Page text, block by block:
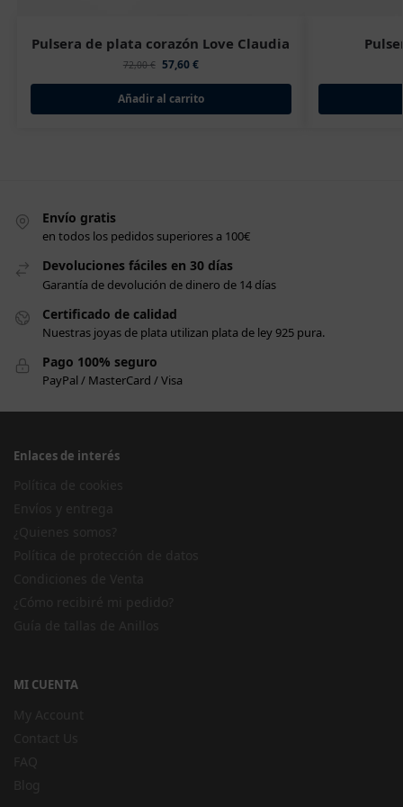
Pulsera de plata corazón Love Claudia
72,00€ 57,60€
Añadir al carrito
Envío gratis
en todos los pedidos superiores a 100€
Devoluciones fáciles en 30 días
Garantía de devolución de dinero de 14 días
Certificado de calidad
Nuestras joyas de plata utilizan plata de ley 925 pura.
Pago 100% seguro
PayPal / MasterCard / Visa
Enlaces de interés
MI CUENTA